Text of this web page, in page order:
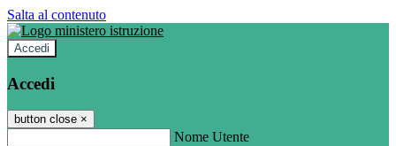
Salta al contenuto
Accedi
Accedi
button close ×
Nome Utente